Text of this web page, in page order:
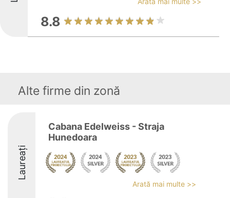
8.8
Alte firme din zonă
Laureați
Cabana Edelweiss - Straja
Hunedoara
Arată mai multe >>